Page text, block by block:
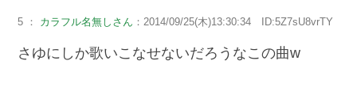
5 ： カラフル名無しさん ：2014/09/25(木)13:30:34 ID:5Z7sU8vrTY
さゆにしか歌いこなせないだろうなこの曲w